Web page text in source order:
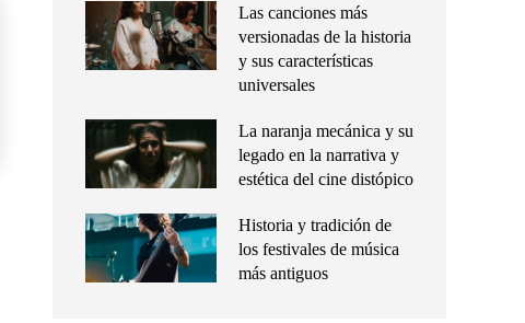
Las canciones más
versionadas de la historia
y sus características
universales
La naranja mecánica y su
legado en la narrativa y
estética del cine distópico
Historia y tradición de
los festivales de música
más antiguos